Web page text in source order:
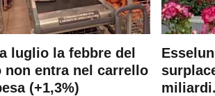
luglio la febbre del
non entra nel carrello
(+1,3%)